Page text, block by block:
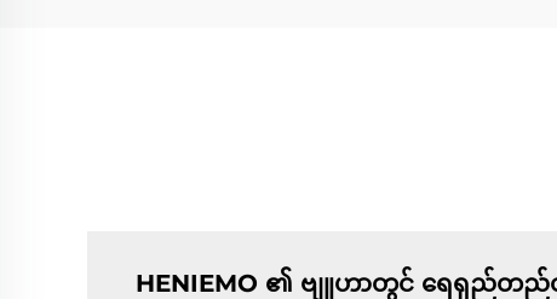
HENIEMO ၏ ဗျူဟာတွင် ရေရှည်တည်